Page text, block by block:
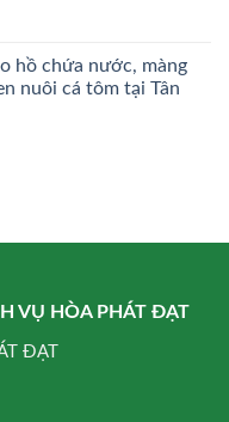
hồ chứa nước, màng
nuôi cá tôm tại Tân
VỤ HÒA PHÁT ĐẠT
ĐẠT